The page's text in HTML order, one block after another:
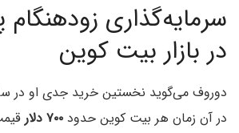
سرمایه‌گذاری
در بازار بیت کوین
در آن زمان هر بیت کوین حدود ۷۰۰ دلار